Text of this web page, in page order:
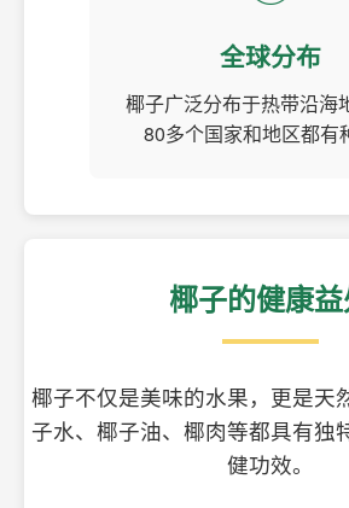
全球分布
椰子广泛分布于热带沿海
80多个国家和地区都有
椰子的健康
椰子不仅是美味的水果，更是天
子水、椰子油、椰肉等都具有独
健功效。